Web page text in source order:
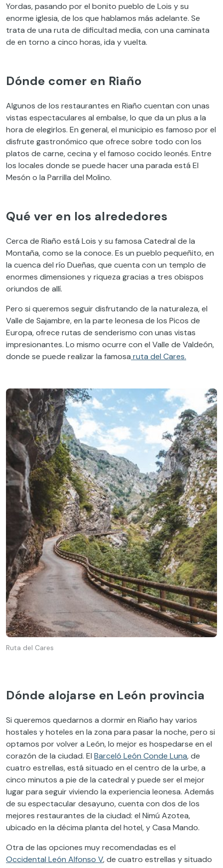
Yordas, pasando por el bonito pueblo de Lois y su
enorme iglesia, de los que hablamos más adelante. Se
trata de una ruta de dificultad media, con una caminata
de en torno a cinco horas, ida y vuelta.
Dónde comer en Riaño
Algunos de los restaurantes en Riaño cuentan con unas
vistas espectaculares al embalse, lo que da un plus a la
hora de elegirlos. En general, el municipio es famoso por el
disfrute gastronómico que ofrece sobre todo con los
platos de carne, cecina y el famoso cocido leonés. Entre
los locales donde se puede hacer una parada está El
Mesón o la Parrilla del Molino.
Qué ver en los alrededores
Cerca de Riaño está Lois y su famosa Catedral de la
Montaña, como se la conoce. Es un pueblo pequeñito, en
la cuenca del río Dueñas, que cuenta con un templo de
enormes dimensiones y riqueza gracias a tres obispos
oriundos de allí.
Pero si queremos seguir disfrutando de la naturaleza, el
Valle de Sajambre, en la parte leonesa de los Picos de
Europa, ofrece rutas de senderismo con unas vistas
impresionantes. Lo mismo ocurre con el Valle de Valdeón,
donde se puede realizar la famosa ruta del Cares.
Ruta del Cares
Dónde alojarse en León provincia
Si queremos quedarnos a dormir en Riaño hay varios
hostales y hoteles en la zona para pasar la noche, pero si
optamos por volver a León, lo mejor es hospedarse en el
corazón de la ciudad. El Barceló León Conde Luna, de
cuatro estrellas, está situado en el centro de la urbe, a
cinco minutos a pie de la catedral y puede ser el mejor
lugar para seguir viviendo la experiencia leonesa. Además
de su espectacular desayuno, cuenta con dos de los
mejores restaurantes de la ciudad: el Nimú Azotea,
ubicado en la décima planta del hotel, y Casa Mando.
Otra de las opciones muy recomendadas es el
Occidental León Alfonso V, de cuatro estrellas y situado